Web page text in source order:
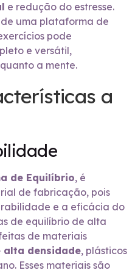
e redução do estresse.
uma plataforma de
pode
e versátil,
a mente.
a
de Equilíbrio, é
de fabricação, pois
e a eficácia do
de equilíbrio de alta
de materiais
alta densidade, plásticos
Esses materiais são